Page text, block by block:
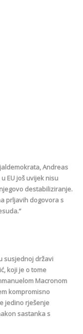
Andreas
EU još uvijek nisu
destabiliziranje.
prljavih dogovora s
susjednoj državi
koji je o tome
Macronom
kompromisno
jedino rješenje
sastanka s